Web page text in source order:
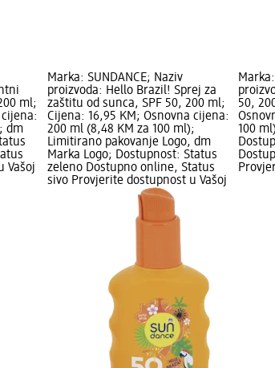
ml;
dm
Vašoj
Marka: SUNDANCE; Naziv
proizvoda: Hello Brazil! Sprej za
zaštitu od sunca, SPF 50, 200 ml;
Cijena: 16,95 KM; Osnovna cijena:
200 ml (8,48 KM za 100 ml);
Limitirano pakovanje Logo, dm
Marka Logo; Dostupnost: Status
zeleno Dostupno online, Status
sivo Provjerite dostupnost u Vašoj
50,
100